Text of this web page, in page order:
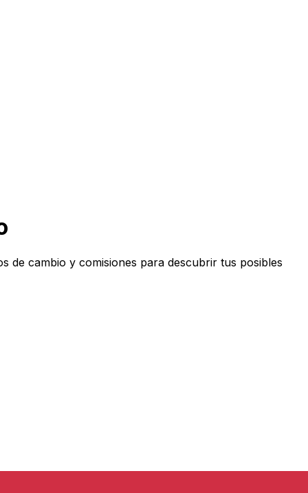
de cambio y comisiones para descubrir tus posibles